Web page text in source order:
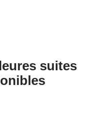
suites